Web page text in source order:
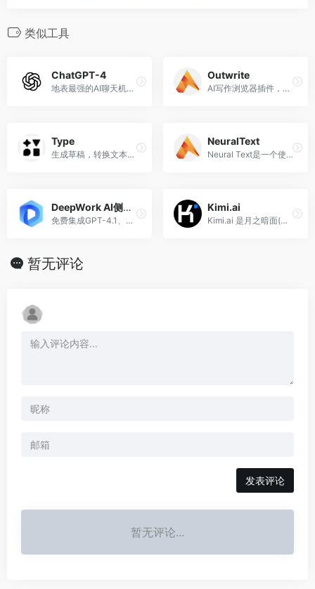
类似工具
ChatGPT-4
地表最强的AI聊天机器人程序
Outwrite
AI写作浏览器插件，将您的想法变成有力的句子
Type
生成草稿，转换文本，获得写作帮助-等等。
NeuralText
Neural Text是一个使用机器学习自动生成文本的平台
DeepWork AI侧边栏
免费集成GPT-4.1、DeepSeek R1-0528满血版、Grok等顶级AI模型，浏览器侧边一键唤醒，文档智能分析
Kimi.ai
Kimi.ai 是月之暗面(Moonshot AI)公司推出的AI智能聊天机器人，能进行智能闲聊、解答问题，提供生活AI助手服务等。
暂无评论
发表评论
暂无评论...